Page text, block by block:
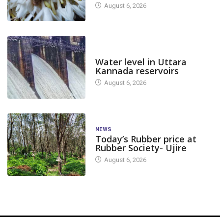
August 6, 2026
Water level in Uttara
Kannada reservoirs
August 6, 2026
NEWS
Today’s Rubber price at
Rubber Society- Ujire
August 6, 2026